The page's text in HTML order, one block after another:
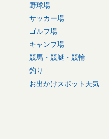
野球場
サッカー場
ゴルフ場
キャンプ場
競馬・競艇・競輪
釣り
お出かけスポット天気